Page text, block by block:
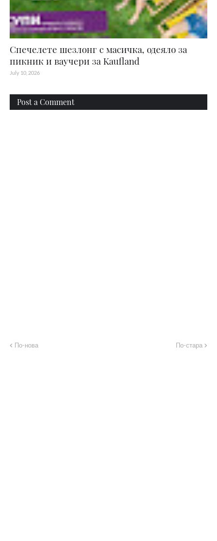
Спечелете шезлонг с масичка, одеяло за
пикник и ваучери за Kaufland
July 10, 2026
Post a Comment
По-нова По-стара